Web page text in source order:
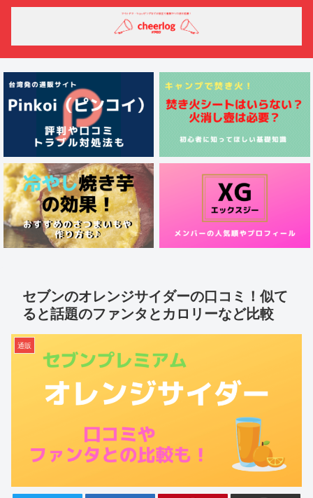
セブンのオレンジサイダーの口コミ！似て
ると話題のファンタとカロリーなど比較
通販